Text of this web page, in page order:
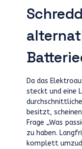
Da das
steckt und eine
besitzt,
Frage „Was
zu haben.
komplett